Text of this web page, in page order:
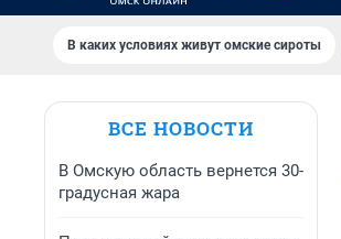
В каких условиях живут омские сироты
ВСЕ НОВОСТИ
В Омскую область вернется 30-
градусная жара